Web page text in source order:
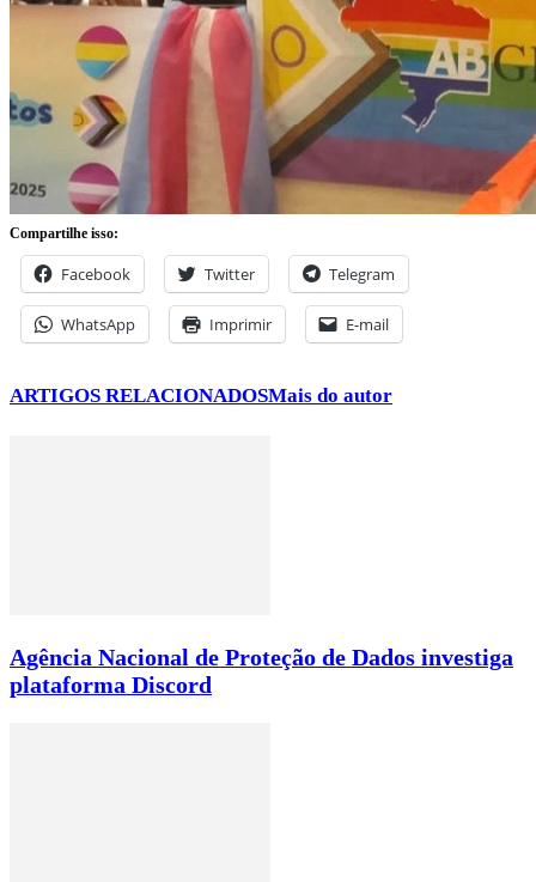
Compartilhe isso:
Facebook Twitter Telegram
WhatsApp Imprimir E-mail
ARTIGOS RELACIONADOSMais do autor
Agência Nacional de Proteção de Dados investiga
plataforma Discord